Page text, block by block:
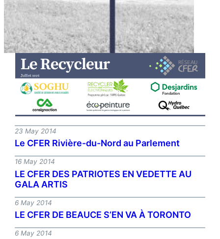
23 May 2014
Le CFER Rivière-du-Nord au Parlement
16 May 2014
LE CFER DES PATRIOTES EN VEDETTE AU
GALA ARTIS
6 May 2014
LE CFER DE BEAUCE S’EN VA À TORONTO
6 May 2014